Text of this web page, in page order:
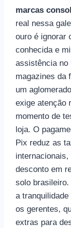
marcas
real nessa
ouro é ignorar
conhecida e
assistência no
magazines da
um
exige atenção
momento de
loja. O
Pix reduz as
desconto em
solo
a
os gerentes,
extras para